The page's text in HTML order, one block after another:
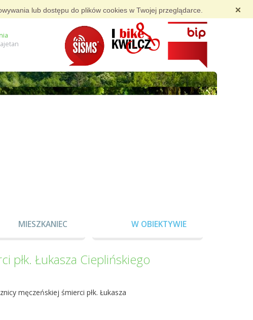
lub dostępu do plików cookies w Twojej przeglądarce.
MIESZKANIEC W OBIEKTYWIE
płk. Łukasza Cieplińskiego
męczeńskiej śmierci płk. Łukasza